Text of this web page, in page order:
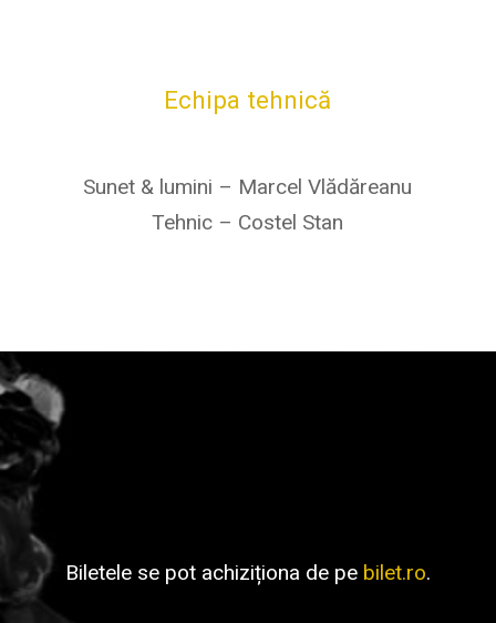
Echipa tehnică
Sunet & lumini – Marcel Vlădăreanu
Tehnic – Costel Stan
Biletele se pot achiziționa de pe bilet.ro.